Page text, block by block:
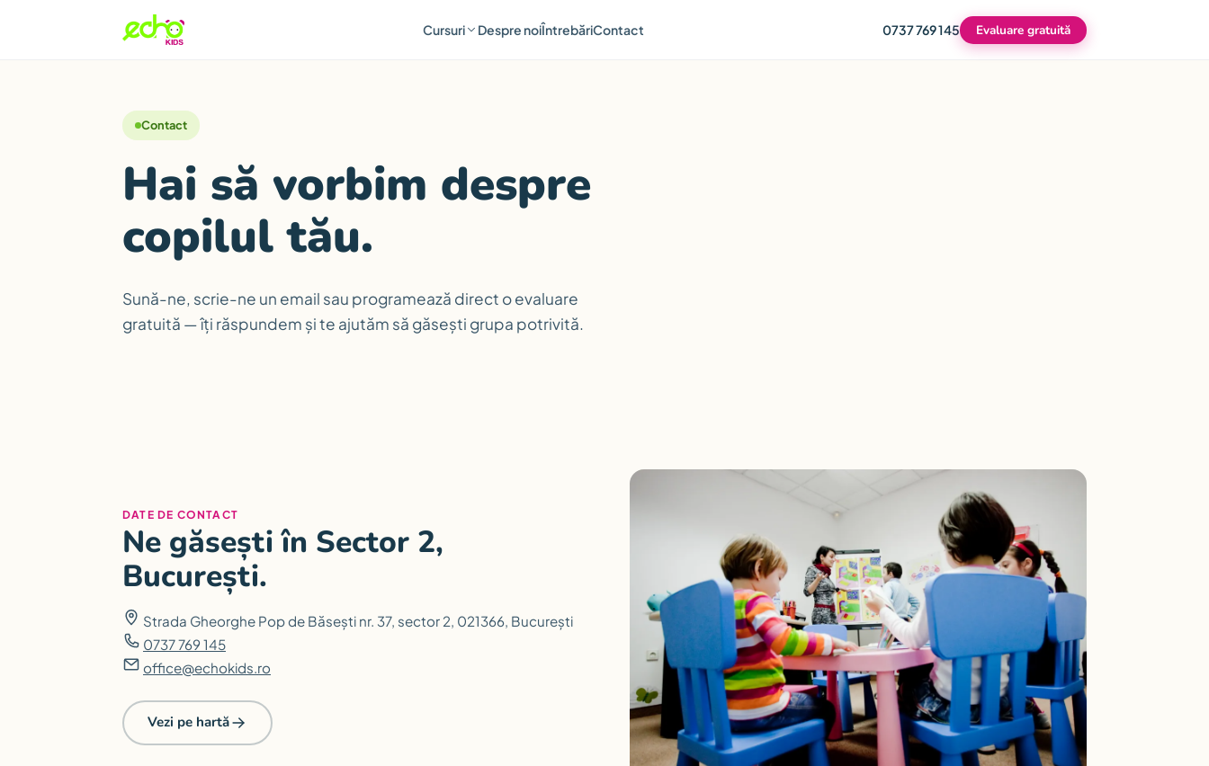
Cursuri Despre noiÎntrebăriContact 0737 769 145 Evaluare gratuită
Contact
Hai să vorbim despre
copilul tău.
Sună-ne, scrie-ne un email sau programează direct o evaluare
gratuită — îți răspundem și te ajutăm să găsești grupa potrivită.
DATE DE CONTACT
Ne găsești în Sector 2,
București.
Strada Gheorghe Pop de Băsești nr. 37, sector 2, 021366, București
0737 769 145
office@echokids.ro
Vezi pe hartă